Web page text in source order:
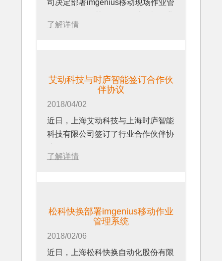
司决定部署imgenius移动现场作业管
务。
了解详情
艾动科技与时庐智能签订合作伙
伴协议
2018/04/02
近日，上海艾动科技与上海时庐智能
科技有限公司签订了行业合作伙伴协
了解详情
松科快换部署imgenius移动作业
管理系统
2018/02/06
近日，上海松科快换自动化股份有限